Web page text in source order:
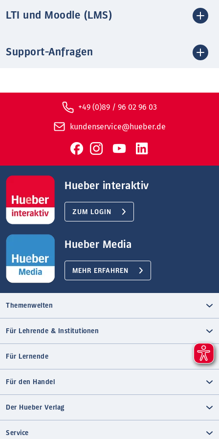
LTI und Moodle (LMS)
Support-Anfragen
+49 (0)89 / 96 02 96 03
kundenservice@hueber.de
Hueber interaktiv
ZUM LOGIN
Hueber Media
MEHR ERFAHREN
Themenwelten
Für Lehrende & Institutionen
Für Lernende
Für den Handel
Der Hueber Verlag
Service